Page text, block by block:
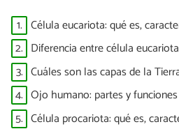
1. Célula eucariota: qué es,
2. Diferencia entre célula
3. Cuáles son las capas de la
4. Ojo humano: partes y funciones
5. Célula procariota: qué es,